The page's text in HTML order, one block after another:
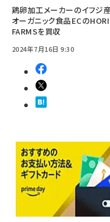
鶏卵加工メーカーのイフジ産
オーガニック食品ECの
FARMSを買収
2024年7月16日 9:30